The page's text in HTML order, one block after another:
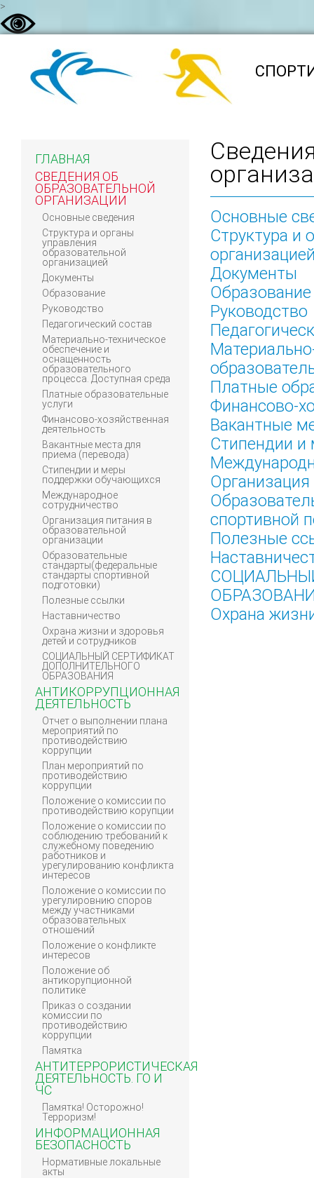
>
ГЛАВНАЯ
СВЕДЕНИЯ ОБ
ОБРАЗОВАТЕЛЬНОЙ
ОРГАНИЗАЦИИ
Основные сведения
Структура и органы
управления
образовательной
организацией
Документы
Образование
Руководство
Педагогический состав
Материально-техническое
обеспечение и
оснащенность
образовательного
процесса. Доступная среда
Платные образовательные
услуги
Финансово-хозяйственная
деятельность
Вакантные места для
приема (перевода)
Стипендии и меры
поддержки обучающихся
Международное
сотрудничество
Организация питания в
образовательной
организации
Образовательные
стандарты(федеральные
стандарты спортивной
подготовки)
Полезные ссылки
Наставничество
Охрана жизни и здоровья
детей и сотрудников
СОЦИАЛЬНЫЙ СЕРТИФИКАТ
ДОПОЛНИТЕЛЬНОГО
ОБРАЗОВАНИЯ
АНТИКОРРУПЦИОННАЯ
ДЕЯТЕЛЬНОСТЬ
Отчет о выполнении плана
мероприятий по
противодействию
коррупции
План мероприятий по
противодействию
коррупции
Положение о комиссии по
противодействию корупции
Положение о комиссии по
соблюдению требований к
служебному поведению
работников и
урегулированию конфликта
интересов
Положение о комиссии по
урегулировнию споров
между участниками
образовательных
отношений
Положение о конфликте
интересов
Положение об
антикорупционной
политике
Приказ о создании
комиссии по
противодействию
коррупции
Памятка
АНТИТЕРРОРИСТИЧЕСКАЯ
ДЕЯТЕЛЬНОСТЬ. ГО И
ЧС
Памятка! Осторожно!
Терроризм!
ИНФОРМАЦИОННАЯ
БЕЗОПАСНОСТЬ
Нормативные локальные
акты
Основные
Структура и
Документы
Образование
Руководство
Платные
Финансово-
Вакантные
Стипендии
спортивной
Полезные
Охрана